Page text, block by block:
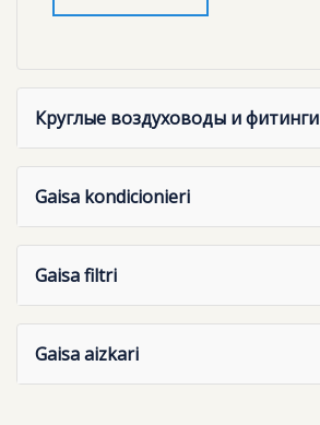
Круглые воздуховоды и фитинги
Gaisa kondicionieri
Gaisa filtri
Gaisa aizkari